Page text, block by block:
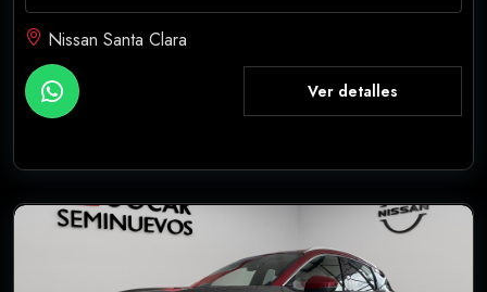
Nissan Santa Clara
Ver detalles